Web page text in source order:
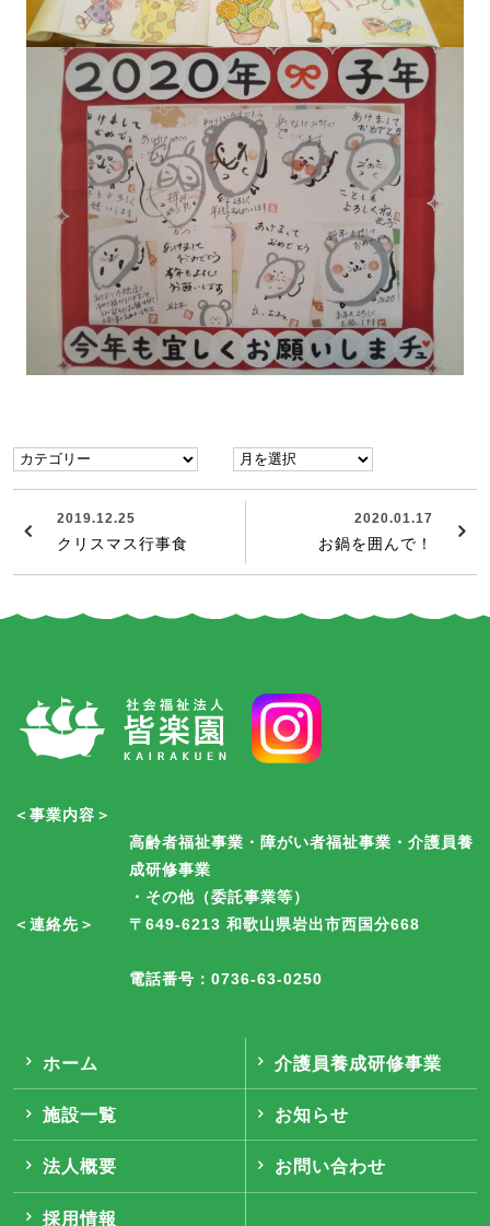
2019.12.25
クリスマス行事食
2020.01.17
お鍋を囲んで！
＜事業内容＞
高齢者福祉事業・障がい者福祉事業・介護員養
成研修事業
・その他（委託事業等）
＜連絡先＞
〒649-6213 和歌山県岩出市西国分668
電話番号：0736-63-0250
ホーム
施設一覧
法人概要
採用情報
介護員養成研修事業
お知らせ
お問い合わせ